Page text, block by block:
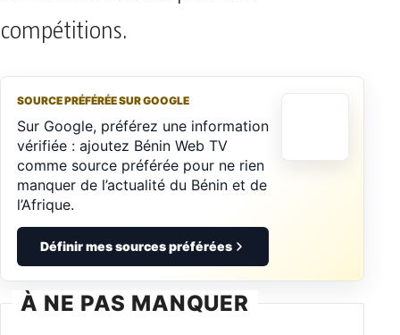
compétitions.
SOURCE PRÉFÉRÉE SUR GOOGLE
Sur Google, préférez une information
vérifiée : ajoutez Bénin Web TV
comme source préférée pour ne rien
manquer de l’actualité du Bénin et de
l’Afrique.
Définir mes sources préférées
À NE PAS MANQUER